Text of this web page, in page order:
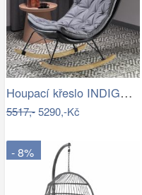
Houpací křeslo INDIGO Halmar
5517,-5290,-Kč
- 8%